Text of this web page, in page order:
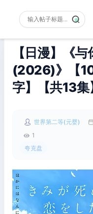
【日漫】《
(2026)》【
字】【共13集
世界第二等(元婴)
1
夸克盘